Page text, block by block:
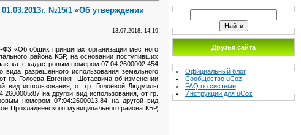
№15/1 «Об утверждении
13.07.2018, 14:19
«Об общих принципах организации местного
района КБР, на основании поступивших
с кадастровым номером 07:04:2600002:454
разрешенного использования земельного
гр. Голоева Евгения Шотаевича об изменении
вид использования, от гр. Голоевой Людмилы
на другой вид использования, от гр.
номером 07:04:2600013:84 на другой вид
Прохладненского муниципального района КБР,
Друзья сайта
Официальный блог
Сообщество uCoz
FAQ по системе
Инструкции для uCoz